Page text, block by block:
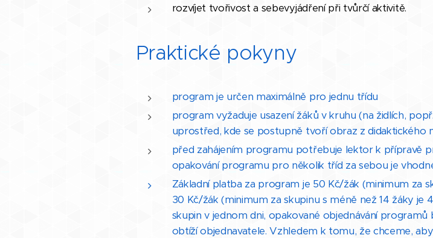
rozvíjet tvořivost a sebevyjádření při tvůrčí aktivitě.
Praktické pokyny
program je určen maximálně pro jednu třídu
program vyžaduje usazení žáků v kruhu (na židlích,
uprostřed, kde se postupně tvoří obraz z didaktického
před zahájením programu potřebuje lektor k přípravě
opakování programu pro několik tříd za sebou je
Základní platba za program je 50 Kč/žák (minimum za
30 Kč/žák (minimum za skupinu s méně než 14 žáky
skupin v jednom dni, opakované objednávání
obtíží objednavatele. Vzhledem k tomu, že chceme,